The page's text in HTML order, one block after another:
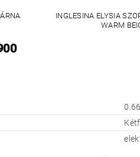
INGLESINA ELYSIA
WARM